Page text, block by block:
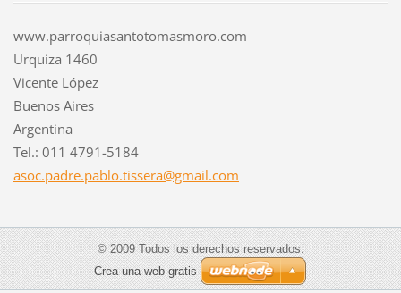
www.parroquiasantotomasmoro.com
Urquiza 1460
Vicente López
Buenos Aires
Argentina
Tel.: 011 4791-5184
asoc.padre.pablo.tissera@gmail.com
© 2009 Todos los derechos reservados.
Crea una web gratis